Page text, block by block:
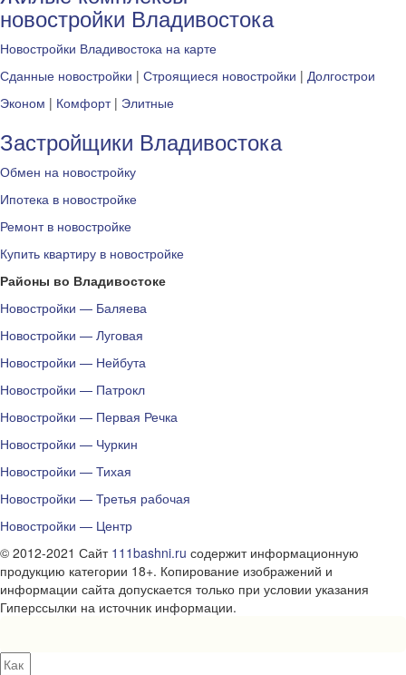
новостройки Владивостока
Новостройки Владивостока на карте
Сданные новостройки | Строящиеся новостройки | Долгострои
Эконом | Комфорт| Элитные
Застройщики Владивостока
Обмен на новостройку
Ипотека в новостройке
Ремонт в новостройке
Купить квартиру в новостройке
Районы во Владивостоке
Новостройки — Баляева
Новостройки — Луговая
Новостройки — Нейбута
Новостройки — Патрокл
Новостройки — Первая Речка
Новостройки — Чуркин
Новостройки — Тихая
Новостройки — Третья рабочая
Новостройки — Центр
© 2012-2021 Сайт 111bashni.ru содержит информационную
продукцию категории 18+. Копирование изображений и
информации сайта допускается только при условии указания
Гиперссылки на источник информации.